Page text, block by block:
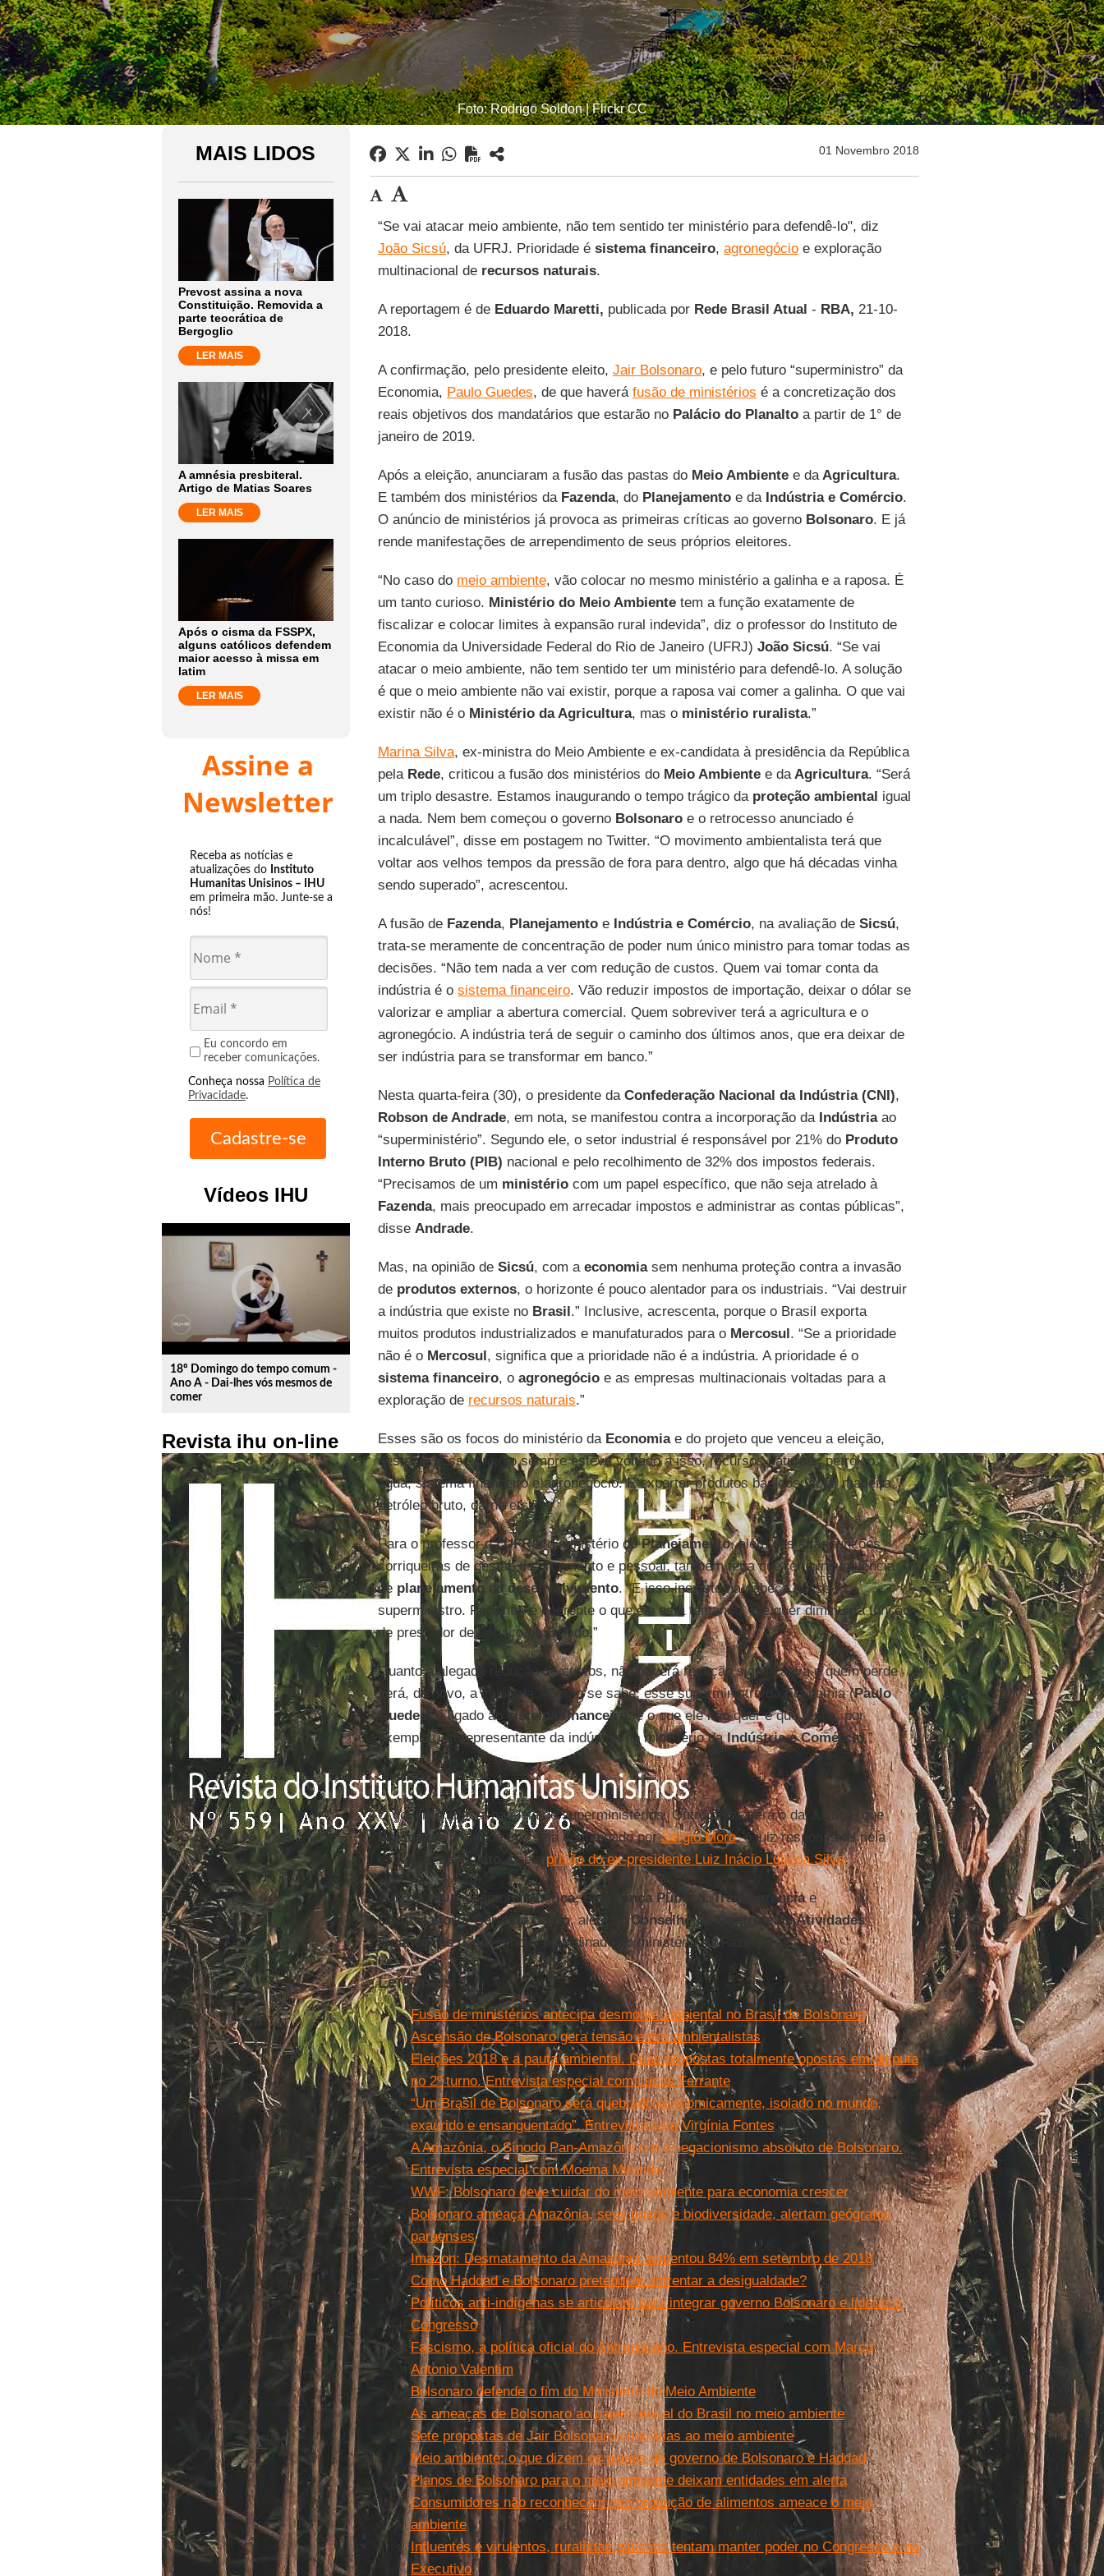
Foto: Rodrigo Soldon | Flickr CC
MAIS LIDOS
Prevost assina a nova
Constituição. Removida a
parte teocrática de
Bergoglio
LER MAIS
A amnésia presbiteral.
Artigo de Matias Soares
LER MAIS
Após o cisma da FSSPX,
alguns católicos defendem
maior acesso à missa em
latim
LER MAIS
Assine a
Newsletter
Receba as notícias e
atualizações do Instituto
Humanitas Unisinos – IHU
em primeira mão. Junte-se a
nós!
Eu concordo em
receber comunicações.
Conheça nossa Política de
Privacidade.
Vídeos IHU
play_circle_outline
18º Domingo do tempo comum -
Ano A - Dai-lhes vós mesmos de
comer
Revista ihu on-line
01 Novembro 2018
“Se vai atacar meio ambiente, não tem sentido ter ministério para defendê-lo", diz
João Sicsú, da UFRJ. Prioridade é sistema financeiro, agronegócioe exploração
multinacional de recursos naturais.
A reportagem é de Eduardo Maretti, publicada por Rede Brasil Atual - RBA, 21-10-
2018.
A confirmação, pelo presidente eleito, Jair Bolsonaro, e pelo futuro “superministro” da
Economia, Paulo Guedes, de que haverá fusão de ministérios é a concretização dos
reais objetivos dos mandatários que estarão no Palácio do Planaltoa partir de 1° de
janeiro de 2019.
Após a eleição, anunciaram a fusão das pastas do Meio Ambiente e daAgricultura.
E também dos ministérios da Fazenda, do Planejamentoe da Indústria e Comércio.
O anúncio de ministérios já provoca as primeiras críticas ao governo Bolsonaro. E já
rende manifestações de arrependimento de seus próprios eleitores.
“No caso do meio ambiente, vão colocar no mesmo ministério a galinha e a raposa. É
um tanto curioso. Ministério do Meio Ambientetem a função exatamente de
fiscalizar e colocar limites à expansão rural indevida”, diz o professor do Instituto de
Economia da Universidade Federal do Rio de Janeiro (UFRJ) João Sicsú. “Se vai
atacar o meio ambiente, não tem sentido ter um ministério para defendê-lo. A solução
é que o meio ambiente não vai existir, porque a raposa vai comer a galinha. O que vai
existir não é o Ministério da Agricultura, mas o ministério ruralista.”
Marina Silva, ex-ministra do Meio Ambiente e ex-candidata à presidência da República
pela Rede, criticou a fusão dos ministérios do Meio Ambiente e daAgricultura. “Será
um triplo desastre. Estamos inaugurando o tempo trágico da proteção ambiental igual
a nada. Nem bem começou o governo Bolsonaroe o retrocesso anunciado é
incalculável”, disse em postagem no Twitter. “O movimento ambientalista terá que
voltar aos velhos tempos da pressão de fora para dentro, algo que há décadas vinha
sendo superado”, acrescentou.
A fusão de Fazenda, Planejamentoe Indústria e Comércio, na avaliação de Sicsú,
trata-se meramente de concentração de poder num único ministro para tomar todas as
decisões. “Não tem nada a ver com redução de custos. Quem vai tomar conta da
indústria é o sistema financeiro. Vão reduzir impostos de importação, deixar o dólar se
valorizar e ampliar a abertura comercial. Quem sobreviver terá a agricultura e o
agronegócio. A indústria terá de seguir o caminho dos últimos anos, que era deixar de
ser indústria para se transformar em banco.”
Nesta quarta-feira (30), o presidente da Confederação Nacional da Indústria (CNI),
Robson de Andrade, em nota, se manifestou contra a incorporação da Indústriaao
“superministério”. Segundo ele, o setor industrial é responsável por 21% do Produto
Interno Bruto (PIB) nacional e pelo recolhimento de 32% dos impostos federais.
“Precisamos de um ministériocom um papel específico, que não seja atrelado à
Fazenda, mais preocupado em arrecadar impostos e administrar as contas públicas”,
disse Andrade.
Mas, na opinião de Sicsú, com a economiasem nenhuma proteção contra a invasão
de produtos externos, o horizonte é pouco alentador para os industriais. “Vai destruir
a indústria que existe no Brasil.” Inclusive, acrescenta, porque o Brasil exporta
muitos produtos industrializados e manufaturados para o Mercosul. “Se a prioridade
não é o Mercosul, significa que a prioridade não é a indústria. A prioridade é o
sistema financeiro, o agronegócioe as empresas multinacionais voltadas para a
exploração de recursos naturais.”
Esses são os focos do ministério da Economiae do projeto que venceu a eleição,
destaca. “Esse projeto sempre esteve voltado a isso, recursos naturais, petróleo,
água, sistema financeiro e agronegócio. E exportar produtos básicos: soja, madeira,
petróleo bruto, carne etc.”
Para o professor daUFRJ, o ministério doPlanejamento, além das suas funções
corriqueiras de gestão de orçamento e pessoal, também teria que ter a incumbência
de planejamentodo desenvolvimento. “E isso inexiste na cabeça desse
superministro. Portanto, é coerente o que ele está tentando. Ele quer diminuir a função
de prestador de serviço do Estado.”
Quanto à alegada redução de custos, não haverá redução significativa e quem perde
será, de novo, a indústria. “Como se sabe, esse superministro da Economia (Paulo
Guedes ) é ligado ao sistema financeiro
, e o que ele não quer é que tenha, por
exemplo, um representante da indústria no ministério daIndústria e Comércio.”
Justiça
O governo aposta na ideia de superministérios. Outro deles será o da Justiça, que
Bolsonaropretende que seja comandado porSérgio Moro, o juiz responsável pela
operaçãoLava Jato e pela prisão do ex-presidente Luiz Inácio Lula da Silva.
A pasta deve incorporarJustiça, Segurança Pública, Transparênciae
Controladoria-Geral da União, além do
Conselho de Controle de Atividades
Financeiras (Coaf), hoje subordinado ao ministério da Fazenda.
Leia mais
Fusão de ministérios antecipa desmonte ambiental no Brasil de Bolsonaro
Ascensão de Bolsonaro gera tensão entre ambientalistas
Eleições 2018 e a pauta ambiental. Duas propostas totalmente opostas em disputa
no 2º turno. Entrevista especial com Lucas Ferrante
“Um Brasil de Bolsonaro será quebrado economicamente, isolado no mundo,
exaurido e ensanguentado”. Entrevista com Virgínia Fontes
A Amazônia, o Sínodo Pan-Amazônico e o negacionismo absoluto de Bolsonaro.
Entrevista especial com Moema Miranda
WWF: Bolsonaro deve cuidar do meio ambiente para economia crescer
Bolsonaro ameaça Amazônia, seus povos e biodiversidade, alertam geógrafos
paraenses
Imazon: Desmatamento da Amazônia aumentou 84% em setembro de 2018
Como Haddad e Bolsonaro pretendem enfrentar a desigualdade?
Políticos anti-indígenas se articulam para integrar governo Bolsonaro e liderar o
Congresso
Fascismo, a política oficial do Antropoceno. Entrevista especial com Marco
Antonio Valentim
Bolsonaro defende o fim do Ministério do Meio Ambiente
As ameaças de Bolsonaro ao papel central do Brasil no meio ambiente
Sete propostas de Jair Bolsonaro contrárias ao meio ambiente
Meio ambiente: o que dizem os planos de governo de Bolsonaro e Haddad
Planos de Bolsonaro para o meio ambiente deixam entidades em alerta
Consumidores não reconhecem que produção de alimentos ameace o meio
ambiente
Influentes e virulentos, ruralistas gaúchos tentam manter poder no Congresso e no
Executivo